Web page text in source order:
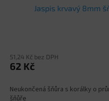
Jaspis krvavý 8mm
51,24 Kč bez DPH
62 Kč
Neukončená šňůra s korálky o
šňůře